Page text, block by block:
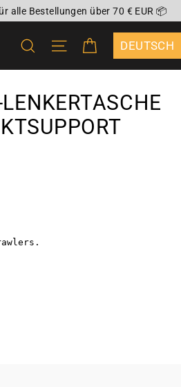
alle Bestellungen über 70 € EUR 📦
SUCHE